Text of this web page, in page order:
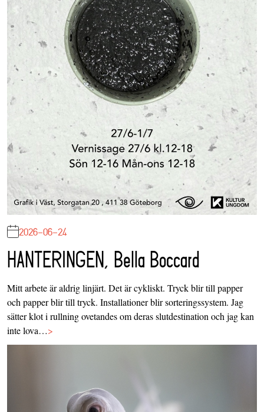
2026-06-24
HANTERINGEN, Bella Boccard
Mitt arbete är aldrig linjärt. Det är cykliskt. Tryck blir till papper
och papper blir till tryck. Installationer blir sorteringssystem. Jag
sätter klot i rullning ovetandes om deras slutdestination och jag kan
inte lova…>